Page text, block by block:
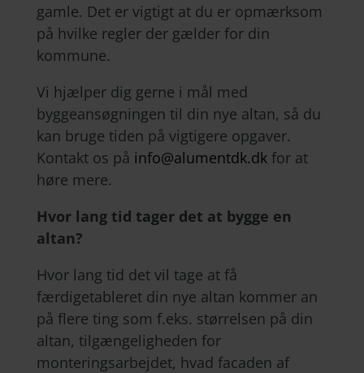
gamle. Det er vigtigt at du er opmærksom
på hvilke regler der gælder for din
kommune.
Vi hjælper dig gerne i mål med
byggeansøgningen til din nye altan, så du
kan bruge tiden på vigtigere opgaver.
Kontakt os på info@alumentdk.dkfor at
høre mere.
Hvor lang tid tager det at bygge en
altan?
Hvor lang tid det vil tage at få
færdigetableret din nye altan kommer an
på flere ting som f.eks. størrelsen på din
altan, tilgængeligheden for
monteringsarbejdet, hvad facaden af